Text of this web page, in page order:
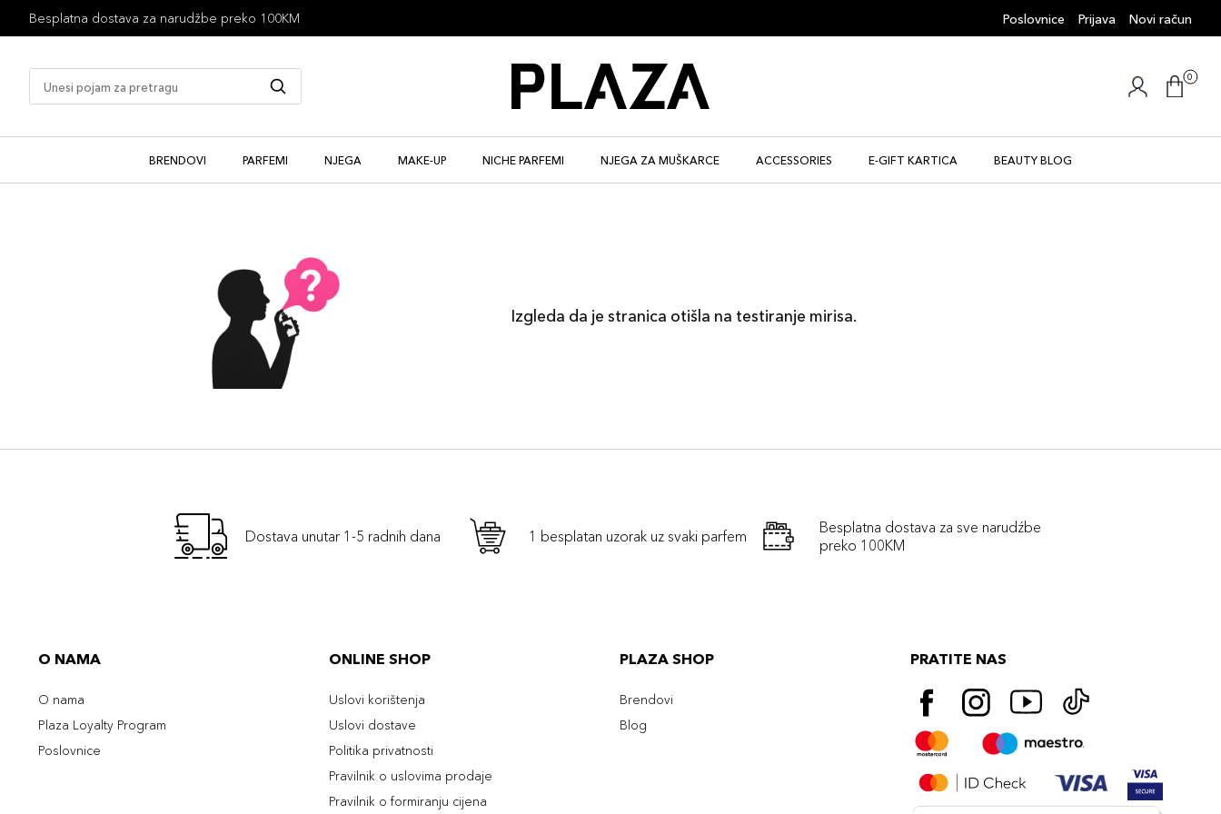
Besplatna dostava za narudžbe preko 100KM Poslovnice Prijava Novi račun
0
BRENDOVI PARFEMI NJEGA MAKE-UP NICHE PARFEMI NJEGA ZA MUŠKARCE ACCESSORIES E-GIFT KARTICA BEAUTY BLOG
Izgleda da je stranica otišla na testiranje mirisa.
Dostava unutar 1-5 radnih dana 1 besplatan uzorak uz svaki parfem
Besplatna dostava za sve narudźbe
preko 100KM
O NAMA
O nama
Plaza Loyalty Program
Poslovnice
ONLINE SHOP
Uslovi korištenja
Uslovi dostave
Politika privatnosti
Pravilnik o uslovima prodaje
Pravilnik o formiranju cijena
PLAZA SHOP
Brendovi
Blog
PRATITE NAS